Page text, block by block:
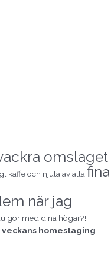
omslaget
kaffe och njuta av alla fina
när jag
gör med dina högar?!
homestaging